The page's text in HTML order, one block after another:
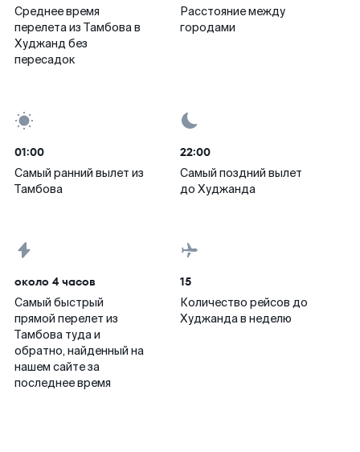
Среднее время
перелета из Тамбова в
Худжанд без
пересадок
Расстояние между
городами
01:00
Самый ранний вылет из
Тамбова
22:00
Самый поздний вылет
до Худжанда
около 4 часов
Самый быстрый
прямой перелет из
Тамбова туда и
обратно, найденный на
нашем сайте за
последнее время
15
Количество рейсов до
Худжанда в неделю